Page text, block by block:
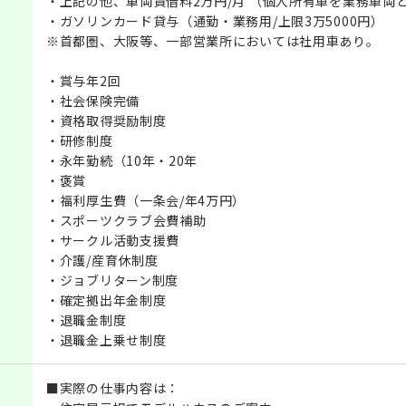
・ガソリンカード貸与（通勤・業務用/上限3万5000円）
※首都圏、大阪等、一部営業所においては社用車あり。
・賞与年2回
・社会保険完備
・資格取得奨励制度
・研修制度
・永年勤続（10年・20年
・褒賞
・福利厚生費（一条会/年4万円）
・スポーツクラブ会費補助
・サークル活動支援費
・介護/産育休制度
・ジョブリターン制度
・確定拠出年金制度
・退職金制度
・退職金上乗せ制度
■実際の仕事内容は：